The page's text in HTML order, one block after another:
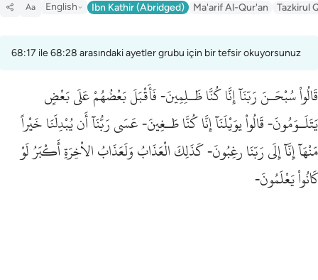
Aa English Ibn Kathir (Abridged) Ma'arif Al-Qur'an Tazkirul
68:17 ile 68:28 arasındaki ayetler grubu için bir tefsir okuyorsunuz
قَالُواْ سُبْحَـنَ رَبّنَآ إِنَّا كُنَّا ظَـلِمِينَ- فَأَقْبَلَ بَعْضُهُمْ عَلَى بَعْضٍ
يَتَلَـوَمُونَ- قَالُواْ يوَيْلَنَآ إِنَّا كُنَّا طَـغِينَ- عَسَى رَبُّنَآ أَن يُبْدِلَنَا خَيْراً
مّنْهَآ إِنَّآ إِلَى رَبّنَا رغِبُونَ- كَذَلِكَ الْعَذَابُ وَلَعَذَابُ الاْخِرَةِ أَكْبَرُ لَوْ
كَانُواْ يَعْلَمُونَ-